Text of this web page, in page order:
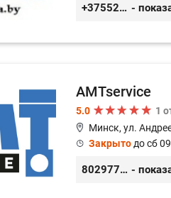
+3755296691111 -
AMTservice
5.0
1
Минск, ул.
Закрытодо сб
80297783333 -